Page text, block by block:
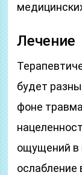
Лечение
будет
фоне
ощущений в
ослабление